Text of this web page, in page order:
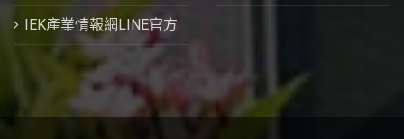
IEK產業情報網LINE官方